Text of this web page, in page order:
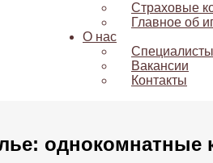
Страховые
Главное об
О нас
Специалисты
Вакансии
Контакты
однокомнатные